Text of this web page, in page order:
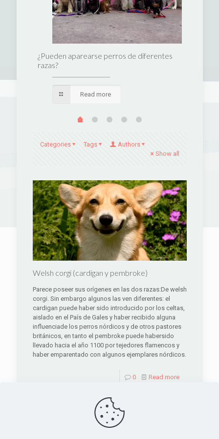
¿Pueden aparearse perros de diferentes
razas?
Read more
Categories Tags
Authors
Show all
Welsh corgi (cardigan y pembroke)
Parece poseer sus orígenes en las dos razas:De welsh
corgi. Sin embargo algunos las ven diferentes: el
cardigan puede haber sido introducido por los celtas,
aislado en el País de Gales y haber recibido alguna
influenciade los perros nórdicos y de otros pastores
británicos, en tanto el pembroke puede habersido
llevado hacia el año 1100 por tejedores flamencos y
haber emparentado con algunos ejemplares nórdicos.
0 Read more